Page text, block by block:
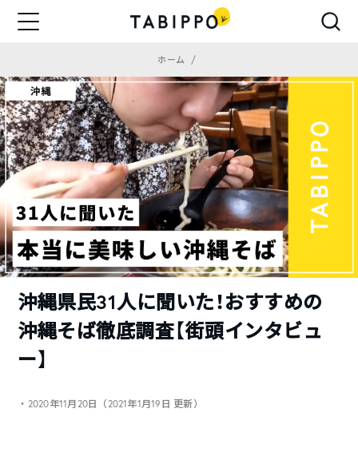
ホーム
沖縄県民31人に聞いた！おすすめの
沖縄そば徹底調査【街頭インタビュ
ー】
・2020年11月20日（2021年1月19日 更新）